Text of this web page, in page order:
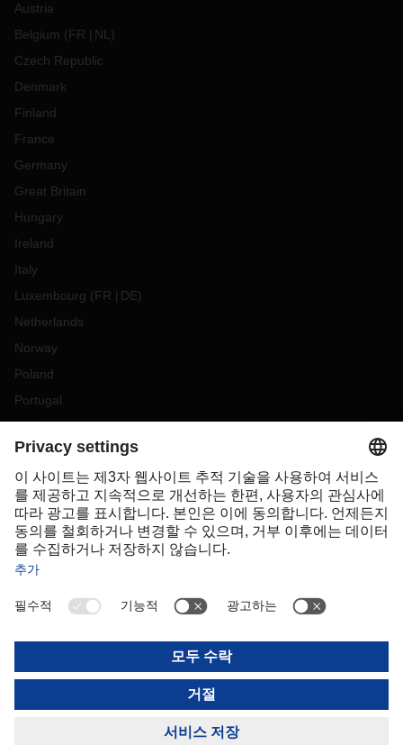
Austria
Belgium (FR NL )
Czech Republic
Denmark
Finland
France
Germany
Great Britain
Hungary
Ireland
Italy
Luxembourg (FR DE)
Netherlands
Norway
Poland
Portugal
Romania
Slovakia
Spain
Sweden
Switzerland( DE FR)
Turkey
OCEANIA